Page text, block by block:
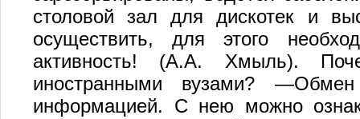
столовой зал для дискотек и
осуществить, для этого
активность! (А.А. Хмыль).
иностранными вузами?
информацией. С нею можно